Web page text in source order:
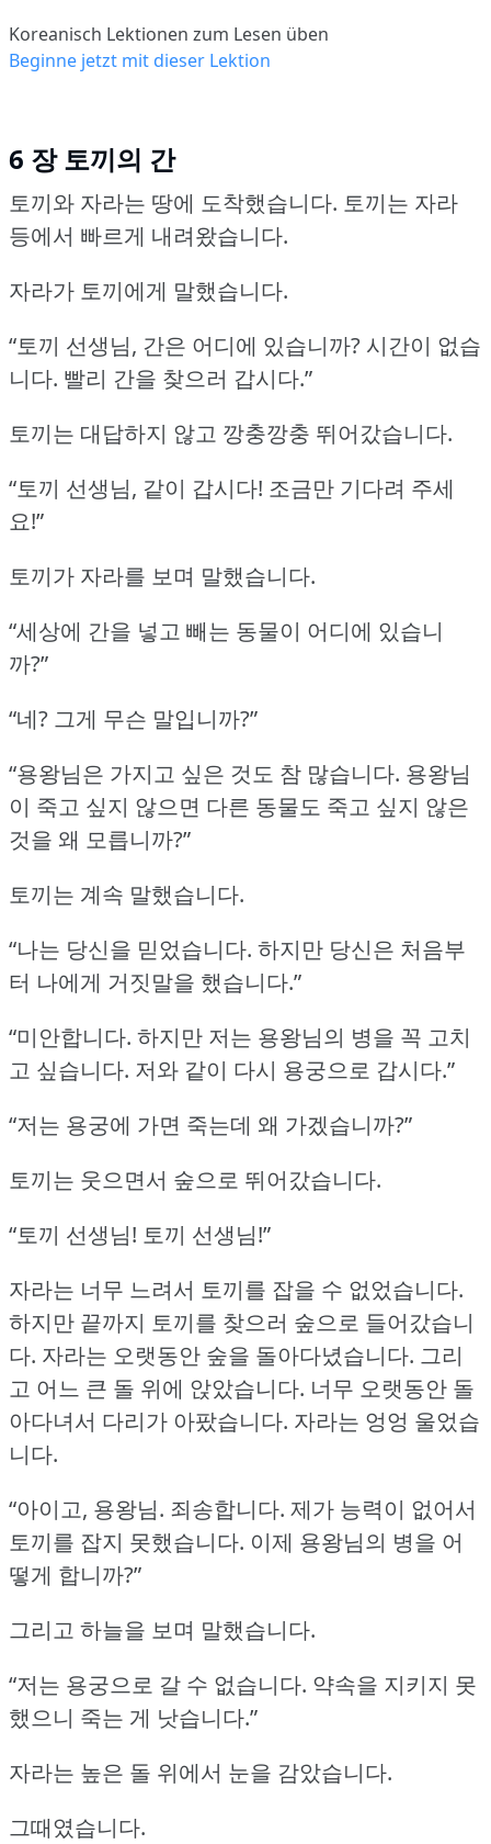
Koreanisch Lektionen zum Lesen üben
Beginne jetzt mit dieser Lektion
6 장 토끼의 간
토끼와 자라는 땅에 도착했습니다. 토끼는 자라
등에서 빠르게 내려왔습니다.
자라가 토끼에게 말했습니다.
“토끼 선생님, 간은 어디에 있습니까? 시간이 없습
니다. 빨리 간을 찾으러 갑시다.”
토끼는 대답하지 않고 깡충깡충 뛰어갔습니다.
“토끼 선생님, 같이 갑시다! 조금만 기다려 주세
요!”
토끼가 자라를 보며 말했습니다.
“세상에 간을 넣고 빼는 동물이 어디에 있습니
까?”
“네? 그게 무슨 말입니까?”
“용왕님은 가지고 싶은 것도 참 많습니다. 용왕님
이 죽고 싶지 않으면 다른 동물도 죽고 싶지 않은
것을 왜 모릅니까?”
토끼는 계속 말했습니다.
“나는 당신을 믿었습니다. 하지만 당신은 처음부
터 나에게 거짓말을 했습니다.”
“미안합니다. 하지만 저는 용왕님의 병을 꼭 고치
고 싶습니다. 저와 같이 다시 용궁으로 갑시다.”
“저는 용궁에 가면 죽는데 왜 가겠습니까?”
토끼는 웃으면서 숲으로 뛰어갔습니다.
“토끼 선생님! 토끼 선생님!”
자라는 너무 느려서 토끼를 잡을 수 없었습니다.
하지만 끝까지 토끼를 찾으러 숲으로 들어갔습니
다. 자라는 오랫동안 숲을 돌아다녔습니다. 그리
고 어느 큰 돌 위에 앉았습니다. 너무 오랫동안 돌
아다녀서 다리가 아팠습니다. 자라는 엉엉 울었습
니다.
“아이고, 용왕님. 죄송합니다. 제가 능력이 없어서
토끼를 잡지 못했습니다. 이제 용왕님의 병을 어
떻게 합니까?”
그리고 하늘을 보며 말했습니다.
“저는 용궁으로 갈 수 없습니다. 약속을 지키지 못
했으니 죽는 게 낫습니다.”
자라는 높은 돌 위에서 눈을 감았습니다.
그때였습니다.